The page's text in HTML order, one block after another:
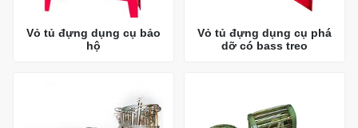
Vỏ tủ đựng dụng cụ bảo
hộ
Vỏ tủ đựng dụng cụ phá
dỡ có bass treo